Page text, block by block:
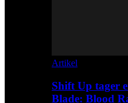
Artikel
Shift Up tager
Blade: Blood